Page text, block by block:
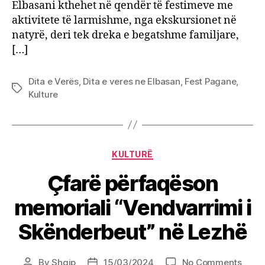
Elbasani kthehet në qendër të festimeve me
aktivitete të larmishme, nga ekskursionet në
natyrë, deri tek dreka e begatshme familjare,
[…]
Tags
Dita e Verës, Dita e veres ne Elbasan Fest Pagane,
Kulture
Categories
KULTURË
Çfarë përfaqëson
memoriali “Vendvarrimi i
Skënderbeut” në Lezhë
ByShqip 15/03/2024 No Commentson